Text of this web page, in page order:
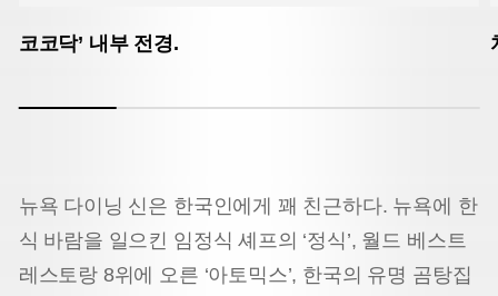
코코닥’ 내부 전경.
뉴욕 다이닝 신은 한국인에게 꽤 친근하다. 뉴욕에 한
식 바람을 일으킨 임정식 셰프의 ‘정식’, 월드 베스트
레스토랑 8위에 오른 ‘아토믹스’, 한국의 유명 곰탕집